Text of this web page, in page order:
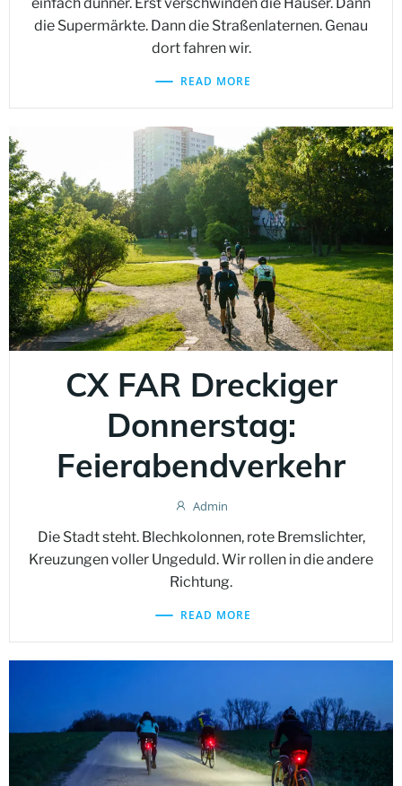
die Supermärkte. Dann die Straßenlaternen. Genau
dort fahren wir.
READ MORE
CX FAR Dreckiger
Donnerstag:
Feierabendverkehr
Admin
Die Stadt steht. Blechkolonnen, rote Bremslichter,
Kreuzungen voller Ungeduld. Wir rollen in die andere
Richtung.
READ MORE